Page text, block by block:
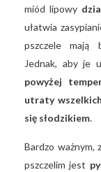
miód lipowy
ułatwia
pszczele mają
Jednak, aby je
powyżej
utraty
się słodzikiem.
Bardzo ważnym,
pszczelim jest